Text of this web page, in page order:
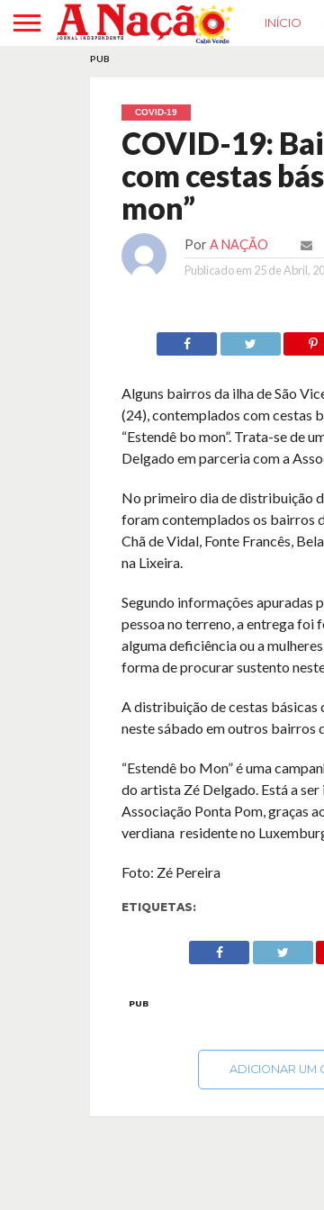
INÍCIO
PUB
COVID-19
COVID-19:
com cestas
mon”
Por A NAÇÃO
Publicado em 25 de Abril,
Alguns bairros da ilha de São
(24), contemplados com cestas
“Estendê bo mon”. Trata-se de
Delgado em parceria com a
No primeiro dia de distribuição
foram contemplados os bairros
Chã de Vidal, Fonte Francês,
na Lixeira.
Segundo informações apuradas
pessoa no terreno, a entrega foi
alguma deficiência ou a
forma de procurar sustento
A distribuição de cestas básicas
neste sábado em outros bairros
“Estendê bo Mon” é uma
do artista Zé Delgado. Está a
Associação Ponta Pom, graças
verdiana residente no
Foto: Zé Pereira
ETIQUETAS:
PUB
ADICIONAR UM